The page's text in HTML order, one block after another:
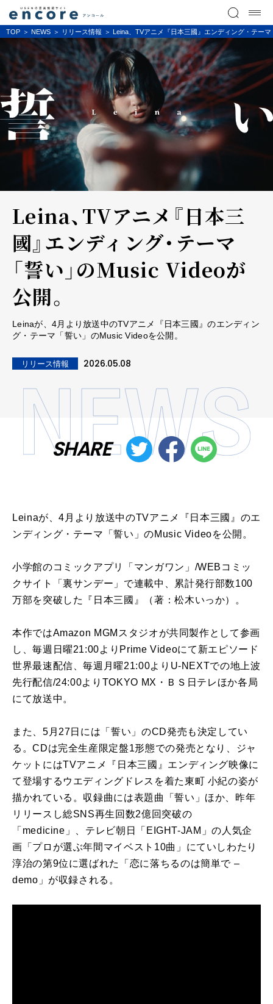
TOP NEWS リリース情報 Leina、TVアニメ『日本三國』エンディング・テー
Leina、TVアニメ『日本三
國』エンディング・テーマ
「誓い」のMusic Videoが
公開。
Leinaが、4月より放送中のTVアニメ『日本三國』のエンディン
グ・テーマ「誓い」のMusic Videoを公開。
リリース情報 2026.05.08
SHARE
Leinaが、4月より放送中のTVアニメ『日本三國』のエ
ンディング・テーマ「誓い」のMusic Videoを公開。
小学館のコミックアプリ「マンガワン」/WEBコミッ
クサイト「裏サンデー」で連載中、累計発行部数100
万部を突破した『日本三國』（著：松木いっか）。
本作ではAmazon MGMスタジオが共同製作として参画
し、毎週日曜21:00よりPrime Videoにて新エピソード
世界最速配信、毎週月曜21:00よりU-NEXTでの地上波
先行配信/24:00よりTOKYO MX・ＢＳ日テレほか各局
にて放送中。
また、5月27日には「誓い」のCD発売も決定してい
る。CDは完全生産限定盤1形態での発売となり、ジャ
ケットにはTVアニメ『日本三國』エンディング映像に
て登場するウエディングドレスを着た東町 小紀の姿が
描かれている。収録曲には表題曲「誓い」ほか、昨年
リリースし総SNS再生回数2億回突破の
「medicine」、テレビ朝日「EIGHT-JAM」の人気企
画「プロが選ぶ年間マイベスト10曲」にていしわたり
淳治の第9位に選ばれた「恋に落ちるのは簡単で –
demo」が収録される。